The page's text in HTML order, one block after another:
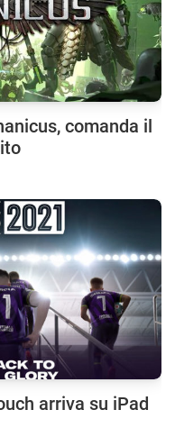
comanda il
arriva su iPad